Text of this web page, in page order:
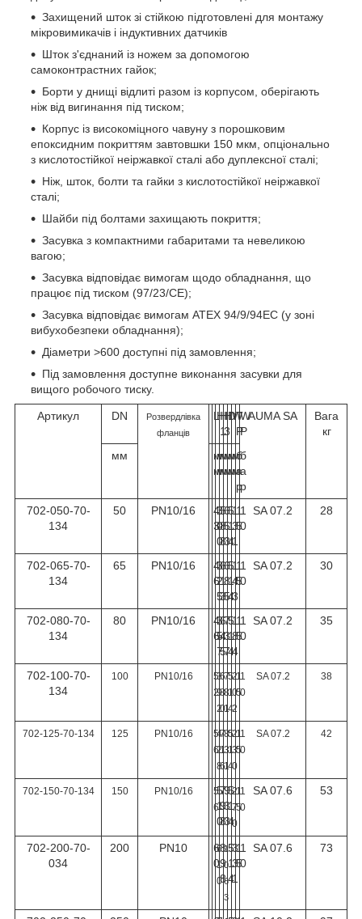
Захищений шток зі стійкою підготовлені для монтажу
мікровимикачів і індуктивних датчиків
Шток з'єднаний із ножем за допомогою
самоконтрастних гайок;
Борти у днищі відлиті разом із корпусом, оберігають
ніж від вигинання під тиском;
Корпус із високоміцного чавуну з порошковим
епоксидним покриттям завтовшки 150 мкм, опціонально
з кислотостійкої неіржавкої сталі або дуплексної сталі;
Ніж, шток, болти та гайки з кислотостійкої неіржавкої
сталі;
Шайби під болтами захищають покриття;
Засувка з компактними габаритами та невеликою
вагою;
Засувка відповідає вимогам щодо обладнання, що
працює під тиском (97/23/СЕ);
Засувка відповідає вимогам ATEX 94/9/94EC (у зоні
вибухобезпеки обладнання);
Діаметри >600 доступні під замовлення;
Під замовлення доступне виконання засувки для
вищого робочого тиску.
Артикул DN
Розвердлівка
фланців
LHH
1
H
3
DW
T
P
W
P
AUMA SA
Вага
кг
мм
м
м
м
м
м
м
м
м
м
м
м
м
б
а
р
б
а
р
702-050-70-
134
50 PN10/16
4
3
3
0
0
5
8
8
6
5
3
5
1
4
1
3
1
1
5
1
0
SA 07.2 28
702-065-70-
134
65 PN10/16
4
6
3
2
5
6
1
3
6
8
5
5
1
4
1
4
3
1
5
1
0
SA 07.2 30
702-080-70-
134
80 PN10/16
4
6
3
5
7
6
4
5
7
3
7
5
1
4
1
8
4
1
5
1
0
SA 07.2 35
702-100-70-
134
100 PN10/16
5
2
3
9
2
6
8
0
7
8
1
5
1
4
2
0
2
1
5
1
0
SA 07.2 38
702-125-70-134 125 PN10/16
5
6
4
2
8
7
1
6
8
3
1
5
1
4
2
3
0
1
5
1
0
SA 07.2 42
702-150-70-134 150 PN10/16
5
6
5
1
0
7
9
8
9
3
3
5
1
4
2
7
0
1
5
1
0
SA 07.6 53
702-200-70-
034
200 PN10
6
0
6
1
0
8
9
8
1
0
6
3
5
1
4
3
3
1
1
5
1
0
SA 07.6 73